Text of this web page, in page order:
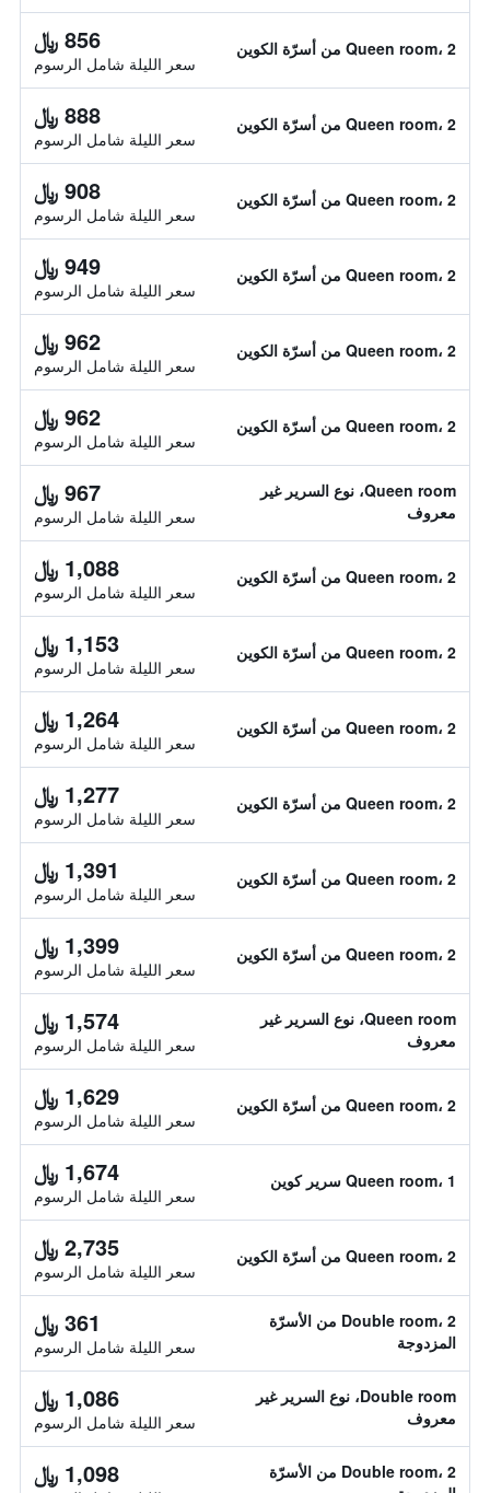
Queen room، 2 من أسرّة الكوين 856 ﷼
سعر الليلة شامل الرسوم
Queen room، 2 من أسرّة الكوين 888 ﷼
سعر الليلة شامل الرسوم
Queen room، 2 من أسرّة الكوين 908 ﷼
سعر الليلة شامل الرسوم
Queen room، 2 من أسرّة الكوين 949 ﷼
سعر الليلة شامل الرسوم
Queen room، 2 من أسرّة الكوين 962 ﷼
سعر الليلة شامل الرسوم
Queen room، 2 من أسرّة الكوين 962 ﷼
سعر الليلة شامل الرسوم
Queen room، نوع السرير غير
معروف
967 ﷼
سعر الليلة شامل الرسوم
Queen room، 2 من أسرّة الكوين 1,088 ﷼
سعر الليلة شامل الرسوم
Queen room، 2 من أسرّة الكوين 1,153 ﷼
سعر الليلة شامل الرسوم
Queen room، 2 من أسرّة الكوين 1,264 ﷼
سعر الليلة شامل الرسوم
Queen room، 2 من أسرّة الكوين 1,277 ﷼
سعر الليلة شامل الرسوم
Queen room، 2 من أسرّة الكوين 1,391 ﷼
سعر الليلة شامل الرسوم
Queen room، 2 من أسرّة الكوين 1,399 ﷼
سعر الليلة شامل الرسوم
Queen room، نوع السرير غير
معروف
1,574 ﷼
سعر الليلة شامل الرسوم
Queen room، 2 من أسرّة الكوين 1,629 ﷼
سعر الليلة شامل الرسوم
Queen room، 1 سرير كوين 1,674 ﷼
سعر الليلة شامل الرسوم
Queen room، 2 من أسرّة الكوين 2,735 ﷼
سعر الليلة شامل الرسوم
Double room، 2 من الأسرّة
المزدوجة
361 ﷼
سعر الليلة شامل الرسوم
Double room، نوع السرير غير
معروف
1,086 ﷼
سعر الليلة شامل الرسوم
Double room، 2 من الأسرّة
1,098 ﷼